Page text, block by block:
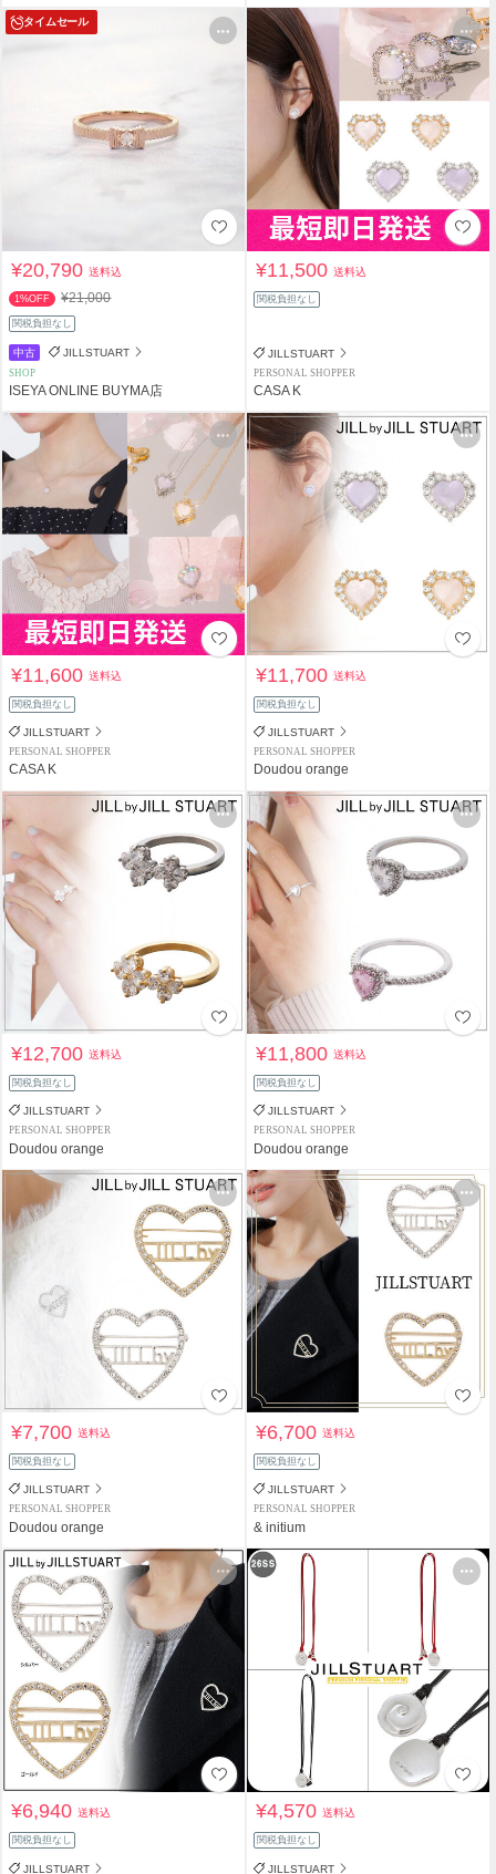
タイムセール
¥20,790送料込
1%OFF ¥21,000
関税負担なし
中古 JILLSTUART
SHOP
ISEYA ONLINE BUYMA店
¥11,500送料込
関税負担なし
JILLSTUART
PERSONAL SHOPPER
CASA K
¥11,600送料込
関税負担なし
JILLSTUART
PERSONAL SHOPPER
CASA K
¥11,700送料込
関税負担なし
JILLSTUART
PERSONAL SHOPPER
Doudou orange
¥12,700送料込
関税負担なし
JILLSTUART
PERSONAL SHOPPER
Doudou orange
¥11,800送料込
関税負担なし
JILLSTUART
PERSONAL SHOPPER
Doudou orange
¥7,700送料込
関税負担なし
JILLSTUART
PERSONAL SHOPPER
Doudou orange
¥6,700送料込
関税負担なし
JILLSTUART
PERSONAL SHOPPER
& initium
¥6,940送料込
関税負担なし
JILLSTUART
¥4,570送料込
関税負担なし
JILLSTUART